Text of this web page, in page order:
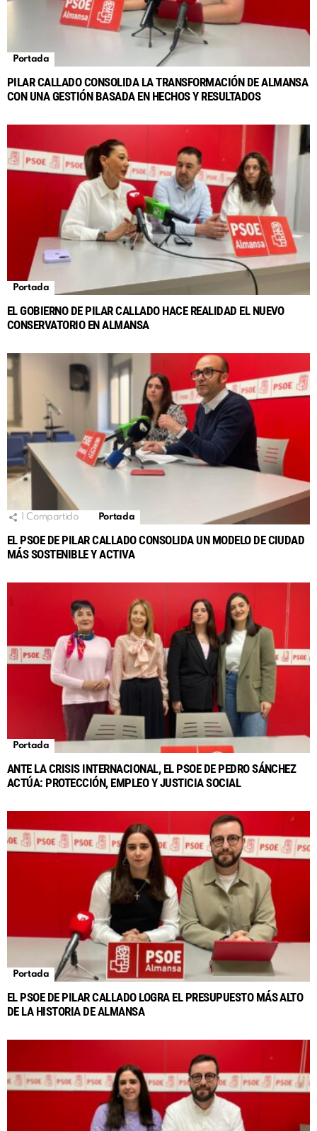
Portada
PILAR CALLADO CONSOLIDA LA TRANSFORMACIÓN DE ALMANSA
CON UNA GESTIÓN BASADA EN HECHOS Y RESULTADOS
Portada
EL GOBIERNO DE PILAR CALLADO HACE REALIDAD EL NUEVO
CONSERVATORIO EN ALMANSA
Compartido Portada
EL PSOE DE PILAR CALLADO CONSOLIDA UN MODELO DE CIUDAD
MÁS SOSTENIBLE Y ACTIVA
Portada
ANTE LA CRISIS INTERNACIONAL, EL PSOE DE PEDRO SÁNCHEZ
ACTÚA: PROTECCIÓN, EMPLEO Y JUSTICIA SOCIAL
Portada
EL PSOE DE PILAR CALLADO LOGRA EL PRESUPUESTO MÁS ALTO
DE LA HISTORIA DE ALMANSA